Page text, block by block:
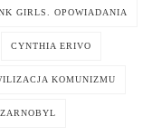
GIRLS. OPOWIADANIA
CYNTHIA ERIVO
KOMUNIZMU